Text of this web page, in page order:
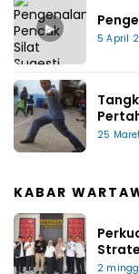
▶
5 April
25
KABAR
2